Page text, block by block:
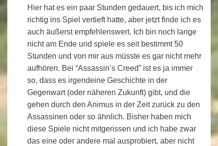
Hier hat es ein paar Stunden gedauert, bis ich mich
richtig ins Spiel vertieft hatte, aber jetzt finde ich es
auch äußerst empfehlenswert. Ich bin noch lange
nicht am Ende und spiele es seit bestimmt 50
Stunden und von mir aus müsste es gar nicht mehr
aufhören. Bei “Assassin’s Creed” ist es ja immer
so, dass es irgendeine Geschichte in der
Gegenwart (oder näheren Zukunft) gibt, und die
gehen durch den Animus in der Zeit zurück zu den
Assassinen oder so ähnlich. Bisher haben mich
diese Spiele nicht mitgerissen und ich habe zwar
das eine oder andere mal ausprobiert, aber nicht